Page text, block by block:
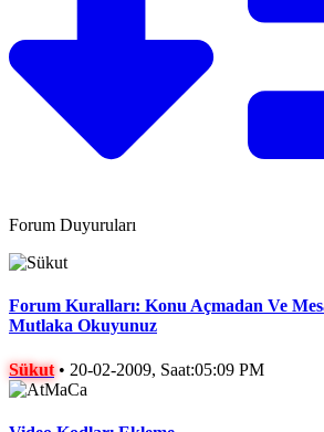
Forum Duyuruları
Forum Kuralları: Konu Açmadan Ve
Mutlaka Okuyunuz
Sükut • 20-02-2009, Saat:05:09 PM